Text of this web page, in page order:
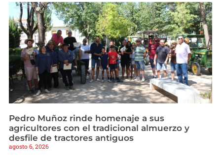
Pedro Muñoz rinde homenaje a sus
agricultores con el tradicional almuerzo y
desfile de tractores antiguos
agosto 6, 2026